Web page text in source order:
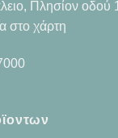
Πλησίον οδού
στο χάρτη